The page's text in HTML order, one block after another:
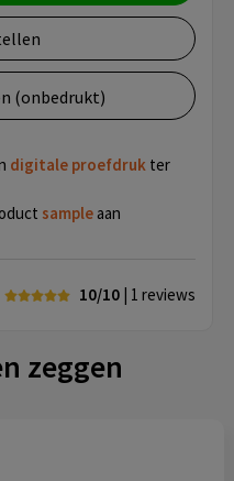
(onbedrukt)
digitale proefdruk ter
sample aan
10/10 | 1 reviews
zeggen